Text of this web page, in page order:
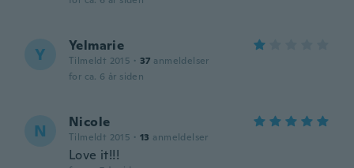
Y Yelmarie
Tilmeldt 2015 · 37 anmeldelser
for ca. 6 år siden
N Nicole
Tilmeldt 2015 · 13 anmeldelser
Love it!!!